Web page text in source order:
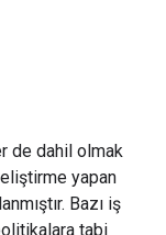
de dahil olmak
yapan
Bazı iş
tabi